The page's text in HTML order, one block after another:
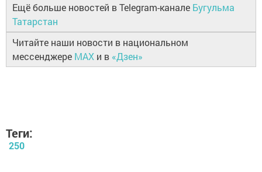
Ещё больше новостей в Telegram-канале Бугульма
Татарстан
Читайте наши новости в национальном
мессенджере MAX и в «Дзен»
Теги:
250